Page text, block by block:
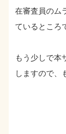
在審査員のム
ているところ
もう少しで本
しますので